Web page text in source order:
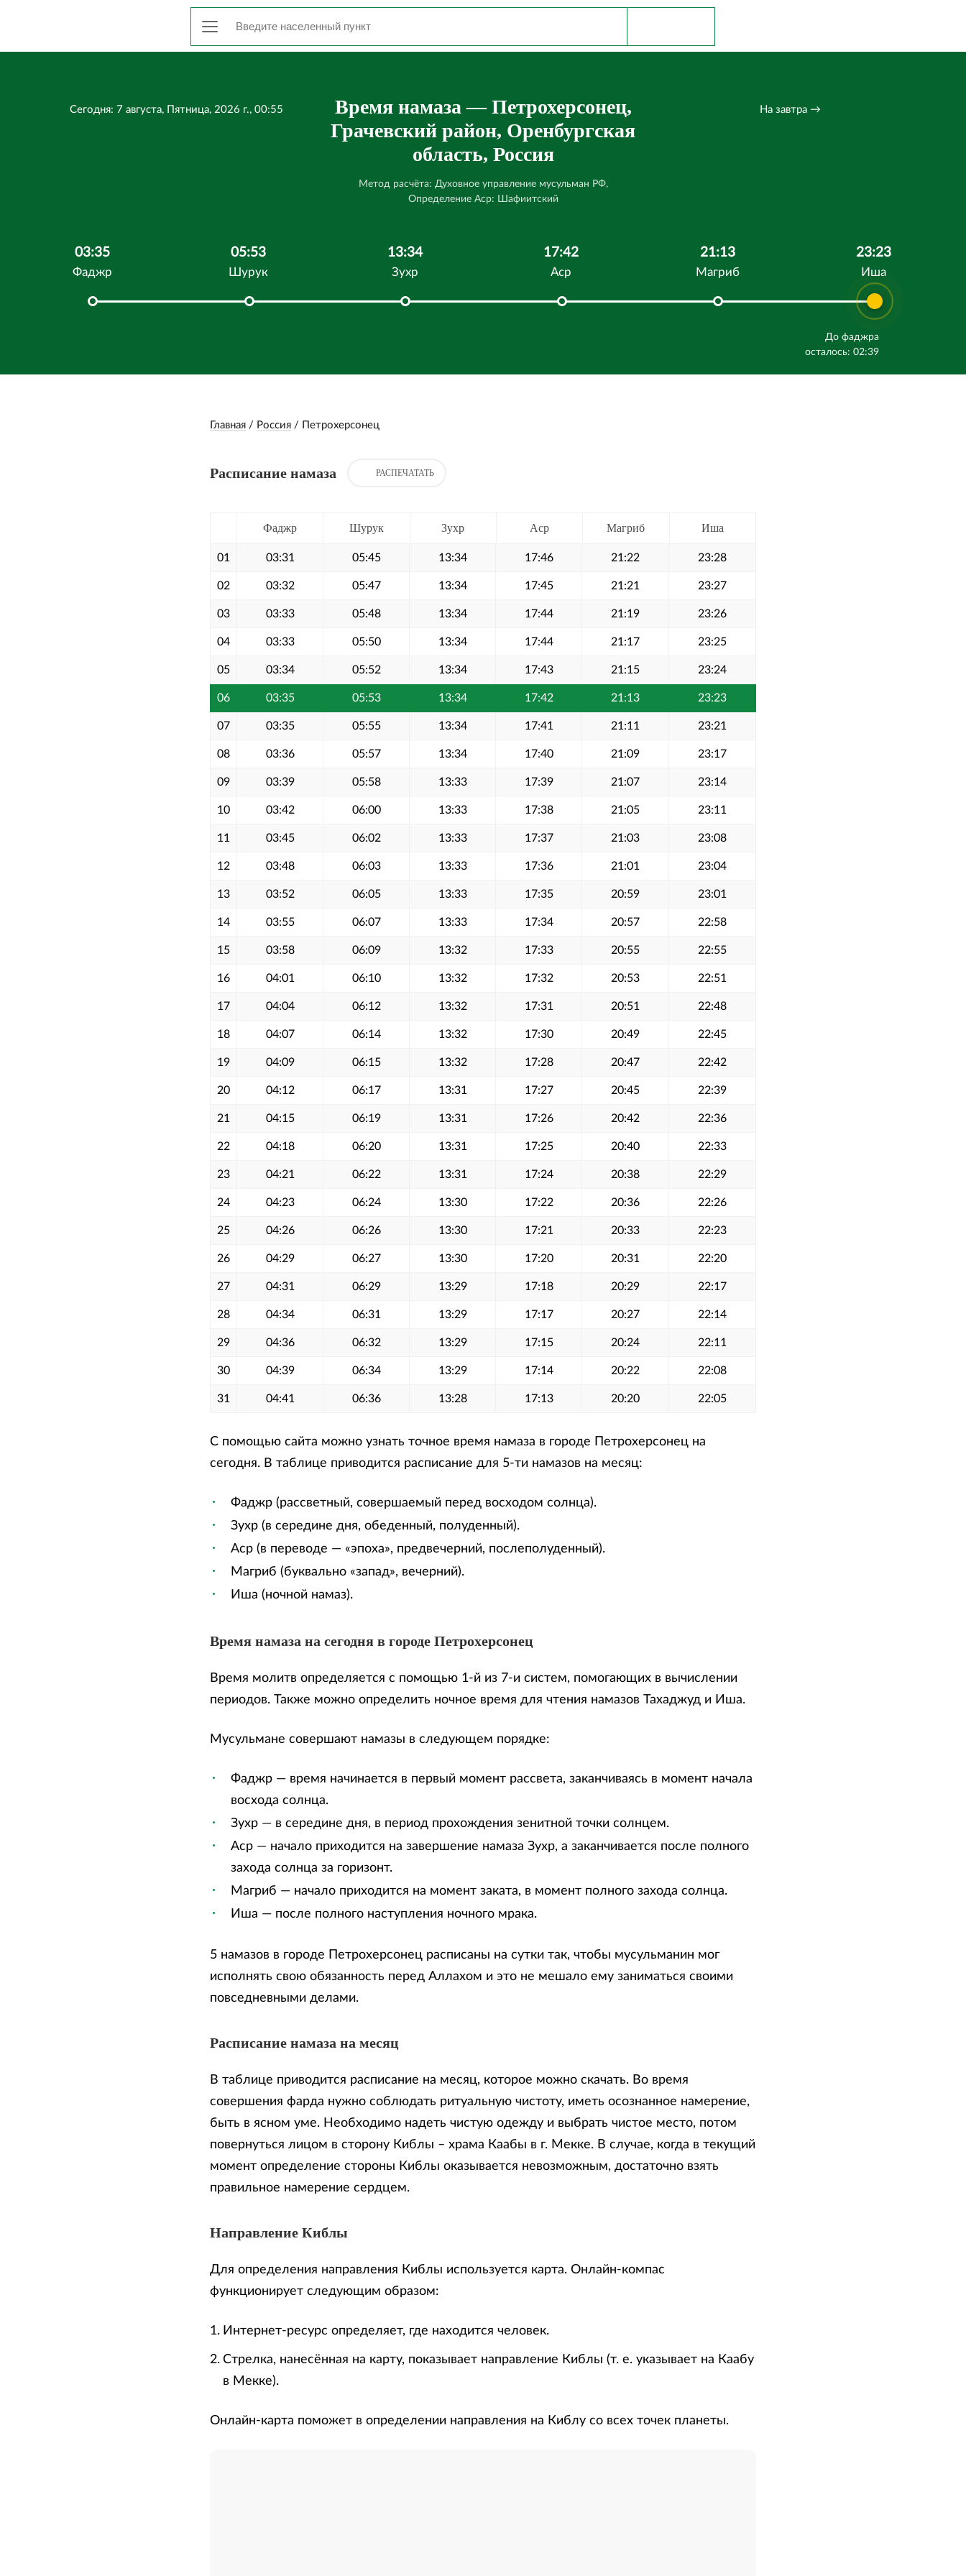
Сегодня: 7 августа, Пятница, 2026 г., 00:55
Время намаза — Петрохерсонец,
Грачевский район, Оренбургская
область, Россия
Метод расчёта: Духовное управление мусульман РФ,
Определение Аср: Шафиитский
На завтра →
03:35
Фаджр
05:53
Шурук
13:34
Зухр
17:42
Аср
21:13
Магриб
23:23
Иша
До фаджра
осталось: 02:39
Главная / Россия / Петрохерсонец
Расписание намаза РАСПЕЧАТАТЬ
Фаджр Шурук Зухр Аср Магриб Иша
01 03:31 05:45 13:34 17:46 21:22 23:28
02 03:32 05:47 13:34 17:45 21:21 23:27
03 03:33 05:48 13:34 17:44 21:19 23:26
04 03:33 05:50 13:34 17:44 21:17 23:25
05 03:34 05:52 13:34 17:43 21:15 23:24
06 03:35 05:53 13:34 17:42 21:13 23:23
07 03:35 05:55 13:34 17:41 21:11 23:21
08 03:36 05:57 13:34 17:40 21:09 23:17
09 03:39 05:58 13:33 17:39 21:07 23:14
10 03:42 06:00 13:33 17:38 21:05 23:11
11 03:45 06:02 13:33 17:37 21:03 23:08
12 03:48 06:03 13:33 17:36 21:01 23:04
13 03:52 06:05 13:33 17:35 20:59 23:01
14 03:55 06:07 13:33 17:34 20:57 22:58
15 03:58 06:09 13:32 17:33 20:55 22:55
16 04:01 06:10 13:32 17:32 20:53 22:51
17 04:04 06:12 13:32 17:31 20:51 22:48
18 04:07 06:14 13:32 17:30 20:49 22:45
19 04:09 06:15 13:32 17:28 20:47 22:42
20 04:12 06:17 13:31 17:27 20:45 22:39
21 04:15 06:19 13:31 17:26 20:42 22:36
22 04:18 06:20 13:31 17:25 20:40 22:33
23 04:21 06:22 13:31 17:24 20:38 22:29
24 04:23 06:24 13:30 17:22 20:36 22:26
25 04:26 06:26 13:30 17:21 20:33 22:23
26 04:29 06:27 13:30 17:20 20:31 22:20
27 04:31 06:29 13:29 17:18 20:29 22:17
28 04:34 06:31 13:29 17:17 20:27 22:14
29 04:36 06:32 13:29 17:15 20:24 22:11
30 04:39 06:34 13:29 17:14 20:22 22:08
31 04:41 06:36 13:28 17:13 20:20 22:05
С помощью сайта можно узнать точное время намаза в городе Петрохерсонец на
сегодня. В таблице приводится расписание для 5-ти намазов на месяц:
Фаджр (рассветный, совершаемый перед восходом солнца).
Зухр (в середине дня, обеденный, полуденный).
Аср (в переводе — «эпоха», предвечерний, послеполуденный).
Магриб (буквально «запад», вечерний).
Иша (ночной намаз).
Время намаза на сегодня в городе Петрохерсонец
Время молитв определяется с помощью 1-й из 7-и систем, помогающих в вычислении
периодов. Также можно определить ночное время для чтения намазов Тахаджуд и Иша.
Мусульмане совершают намазы в следующем порядке:
Фаджр — время начинается в первый момент рассвета, заканчиваясь в момент начала
восхода солнца.
Зухр — в середине дня, в период прохождения зенитной точки солнцем.
Аср — начало приходится на завершение намаза Зухр, а заканчивается после полного
захода солнца за горизонт.
Магриб — начало приходится на момент заката, в момент полного захода солнца.
Иша — после полного наступления ночного мрака.
5 намазов в городе Петрохерсонец расписаны на сутки так, чтобы мусульманин мог
исполнять свою обязанность перед Аллахом и это не мешало ему заниматься своими
повседневными делами.
Расписание намаза на месяц
В таблице приводится расписание на месяц, которое можно скачать. Во время
совершения фарда нужно соблюдать ритуальную чистоту, иметь осознанное намерение,
быть в ясном уме. Необходимо надеть чистую одежду и выбрать чистое место, потом
повернуться лицом в сторону Киблы – храма Каабы в г. Мекке. В случае, когда в текущий
момент определение стороны Киблы оказывается невозможным, достаточно взять
правильное намерение сердцем.
Направление Киблы
Для определения направления Киблы используется карта. Онлайн-компас
функционирует следующим образом:
Интернет-ресурс определяет, где находится человек.
Стрелка, нанесённая на карту, показывает направление Киблы (т. е. указывает на Каабу
в Мекке).
Онлайн-карта поможет в определении направления на Киблу со всех точек планеты.